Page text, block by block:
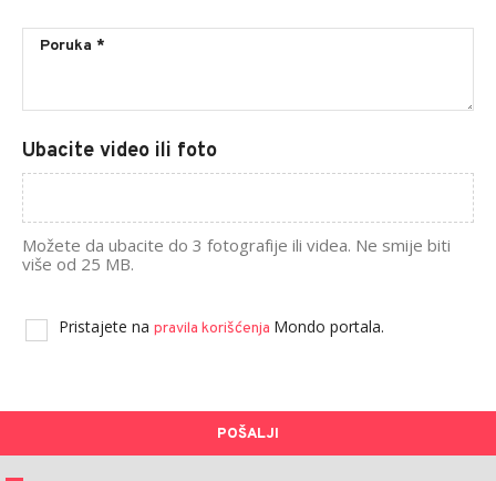
Ubacite video ili foto
Možete da ubacite do 3 fotografije ili videa. Ne smije biti
više od 25 MB.
Pristajete na pravila korišćenja Mondo portala.
POŠALJI